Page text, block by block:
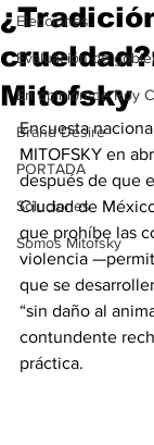
Elecciones
Evaluación de
En opinión de Roy
Brand Desire
PORTADA
Soluciones
Somos Mitofsky
Mitofsky
Encuesta
MITOFSKY en
después de que
Ciudad de
que prohíbe las
violencia
que se
“sin daño al
contundente
práctica.